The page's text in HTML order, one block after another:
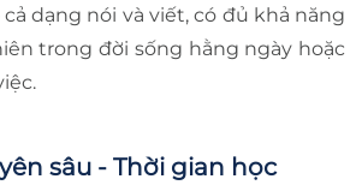
dạng nói và viết, có đủ khả năng
trong đời sống hằng ngày hoặc
sâu - Thời gian học